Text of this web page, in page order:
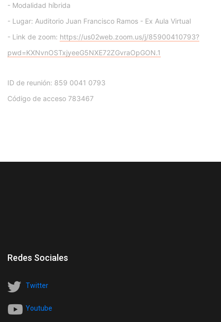
- Modalidad híbrida
- Lugar: Auditorio Juan Francisco Ramos - Ex Aula Virtual
- Link de zoom: https://us02web.zoom.us/j/85900410793?
pwd=KXNvnOSTxjyeeG5NXE72ZGvraOpGON.1
ID de reunión: 859 0041 0793
Código de acceso 783467
Redes Sociales
Twitter
Youtube